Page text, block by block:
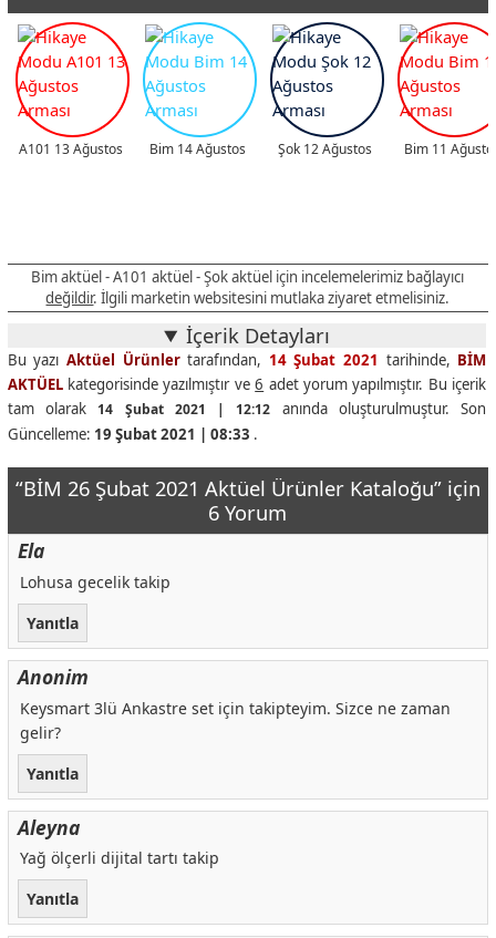
A101 13 Ağustos Bim 14 Ağustos Şok 12 Ağustos Bim 11
Bim aktüel - A101 aktüel - Şok aktüel için incelemelerimiz bağlayıcı
değildir. İlgili marketin websitesini mutlaka ziyaret etmelisiniz.
İçerik Detayları
Bu yazı Aktüel Ürünlertarafından, 14 Şubat 2021 tarihinde, BİM
AKTÜELkategorisinde yazılmıştır ve6 adet yorum yapılmıştır. Bu içerik
tam olarak 14 Şubat 2021 | 12:12 anında oluşturulmuştur. Son
Güncelleme: 19 Şubat 2021 | 08:33 .
“BİM 26 Şubat 2021 Aktüel Ürünler Kataloğu” için
6 Yorum
Ela
Lohusa gecelik takip
Yanıtla
Anonim
Keysmart 3lü Ankastre set için takipteyim. Sizce ne zaman
gelir?
Yanıtla
Aleyna
Yağ ölçerli dijital tartı takip
Yanıtla